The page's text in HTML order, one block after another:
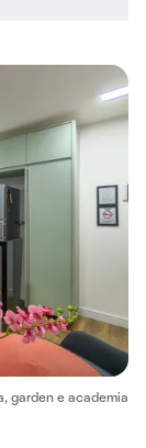
garden e academia